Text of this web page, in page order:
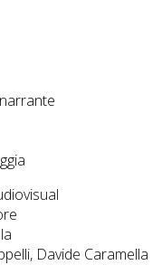
Davide Caramella